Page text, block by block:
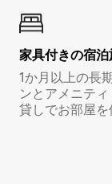
家具付き⁠の宿⁠泊⁠
1か月以上の長
ンとアメニテ
貸しでお部屋を